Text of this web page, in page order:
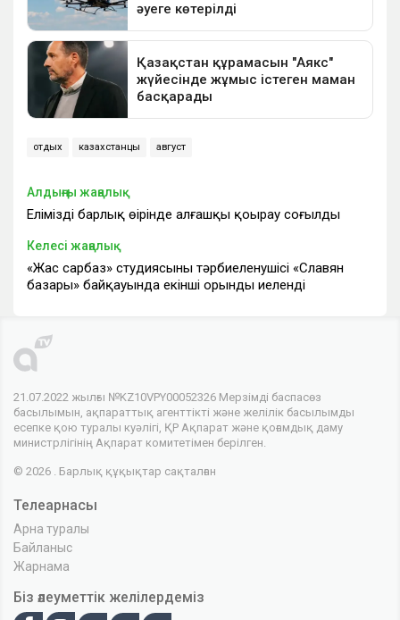
отдых казахстанцы август
Алдыңғы жаңалық
Еліміздің барлық өңірінде алғашқы қоңырау соғылды
Келесі жаңалық
«Жас сарбаз» студиясының тәрбиеленушісі «Славян
базары» байқауында екінші орынды иеленді
21.07.2022 жылғы №KZ10VPY00052326 Мерзімді баспасөз
басылымын, ақпараттық агенттікті және желілік басылымды
есепке қою туралы куәлігі, ҚР Ақпарат және қоғамдық даму
министрлігінің Ақпарат комитетімен берілген.
© 2026 . Барлық құқықтар сақталған
Телеарнасы
Арна туралы
Байланыс
Жарнама
Біз әлеуметтік желілердеміз